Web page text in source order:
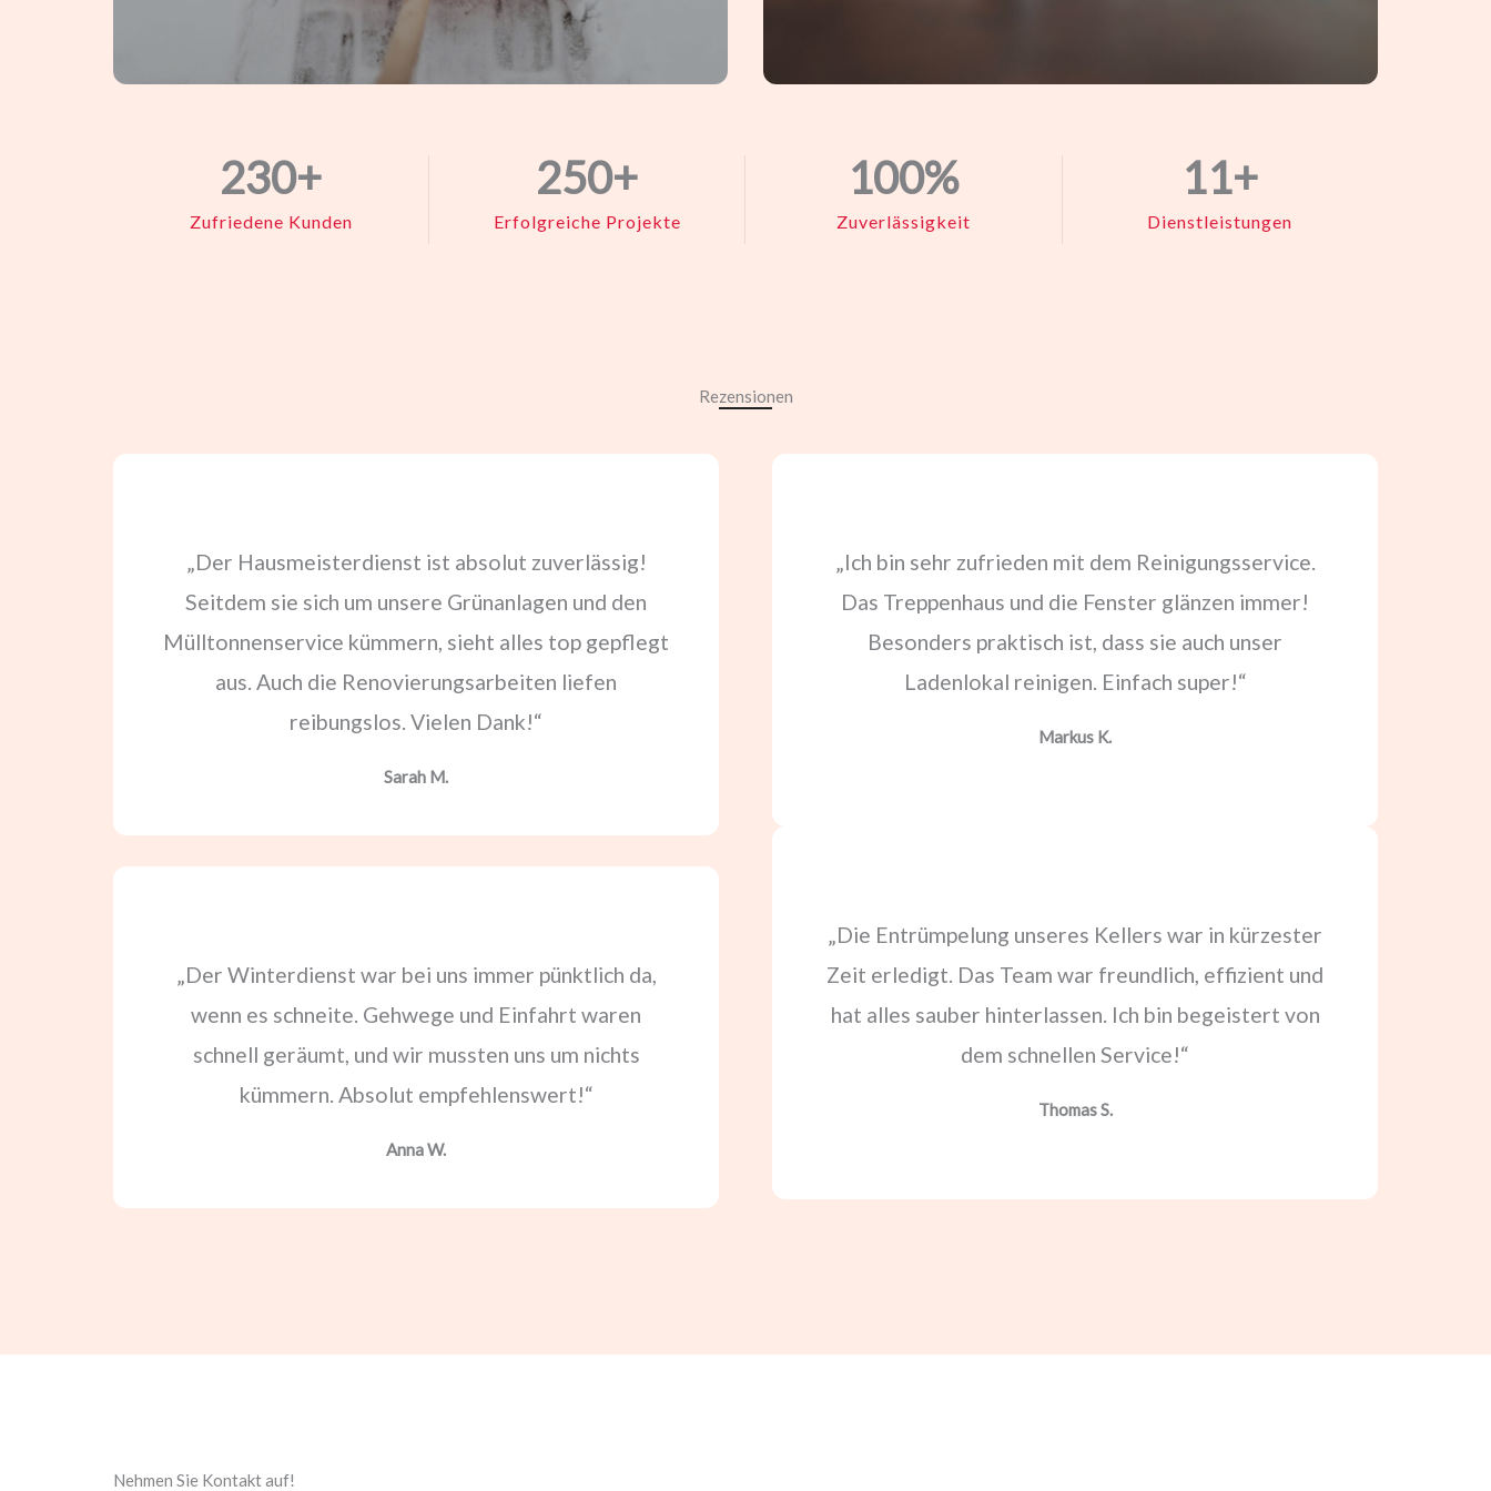
Zufriedene Kunden
230+
Erfolgreiche Projekte
250+
Zuverlässigkeit
100%
Dienstleistungen
11+
Rezensionen
„Der Hausmeisterdienst ist absolut zuverlässig!
Seitdem sie sich um unsere Grünanlagen und den
Mülltonnenservice kümmern, sieht alles top gepflegt
aus. Auch die Renovierungsarbeiten liefen
reibungslos. Vielen Dank!“
Sarah M.
„Der Winterdienst war bei uns immer pünktlich da,
wenn es schneite. Gehwege und Einfahrt waren
schnell geräumt, und wir mussten uns um nichts
kümmern. Absolut empfehlenswert!“
Anna W.
„Ich bin sehr zufrieden mit dem Reinigungsservice.
Das Treppenhaus und die Fenster glänzen immer!
Besonders praktisch ist, dass sie auch unser
Ladenlokal reinigen. Einfach super!“
Markus K.
„Die Entrümpelung unseres Kellers war in kürzester
Zeit erledigt. Das Team war freundlich, effizient und
hat alles sauber hinterlassen. Ich bin begeistert von
dem schnellen Service!“
Thomas S.
Nehmen Sie Kontakt auf!